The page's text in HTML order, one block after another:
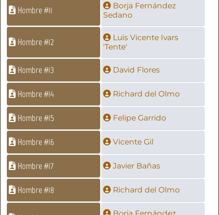
Hombre #11
Borja Fernández
Sedano
Hombre #12
Luis Vicente Ivars
'Tente'
Hombre #13 David Flores
Hombre #14 Richard del Olmo
Hombre #15 Felipe Garrido
Hombre #16 Vicente Gil
Hombre #17 Javier Bañas
Hombre #18 Richard del Olmo
Borja Fernández